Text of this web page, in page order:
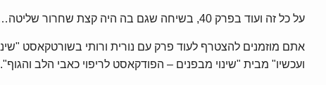
על כל זה ועוד בפרק 40, בשיחה שגם בה היה קצת שחרור שליטה….
אתם מוזמנים להצטרף לעוד פרק עם נורית ורותי בשורטקאסט
ועכשיו" מבית "שינוי מבפנים – הפודקאסט לריפוי כאבי הלב והגוף".